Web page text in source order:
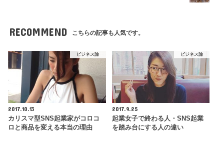
RECOMMEND こちらの記事も人気です。
ビジネス論
2017.10.13
カリスマ型SNS起業家がコロコ
ロと商品を変える本当の理由
ビジネス論
2017.9.25
起業女子で終わる人・SNS起業
を踏み台にする人の違い